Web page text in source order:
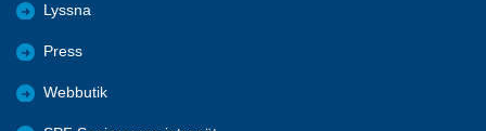
Lyssna
Press
Webbutik